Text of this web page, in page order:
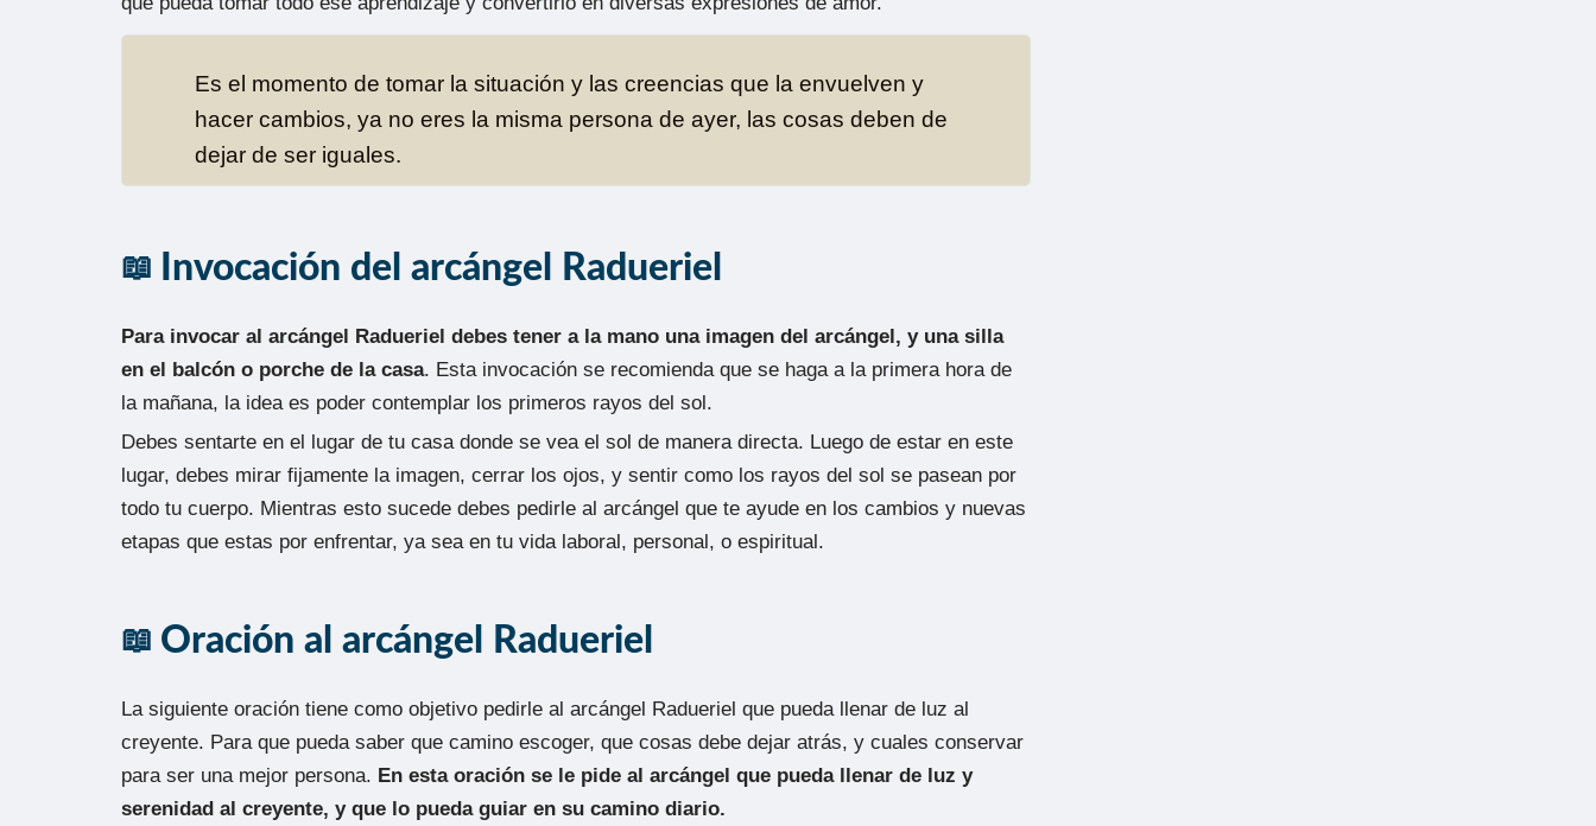
Es el momento de tomar la situación y las creencias que la envuelven y
hacer cambios, ya no eres la misma persona de ayer, las cosas deben de
dejar de ser iguales.
Invocación del arcángel Radueriel
Para invocar al arcángel Radueriel debes tener a la mano una imagen del arcángel, y una silla
en el balcón o porche de la casa. Esta invocación se recomienda que se haga a la primera hora de
la mañana, la idea es poder contemplar los primeros rayos del sol.
Debes sentarte en el lugar de tu casa donde se vea el sol de manera directa. Luego de estar en este
lugar, debes mirar fijamente la imagen, cerrar los ojos, y sentir como los rayos del sol se pasean por
todo tu cuerpo. Mientras esto sucede debes pedirle al arcángel que te ayude en los cambios y nuevas
etapas que estas por enfrentar, ya sea en tu vida laboral, personal, o espiritual.
Oración al arcángel Radueriel
La siguiente oración tiene como objetivo pedirle al arcángel Radueriel que pueda llenar de luz al
creyente. Para que pueda saber que camino escoger, que cosas debe dejar atrás, y cuales conservar
para ser una mejor persona. En esta oración se le pide al arcángel que pueda llenar de luz y
serenidad al creyente, y que lo pueda guiar en su camino diario.